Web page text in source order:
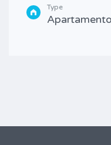
Type
Apartamento